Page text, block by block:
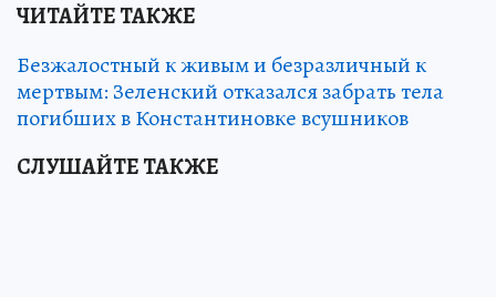
ЧИТАЙТЕ ТАКЖЕ
Безжалостный к живым и безразличный к
мертвым: Зеленский отказался забрать тела
погибших в Константиновке всушников
СЛУШАЙТЕ ТАКЖЕ